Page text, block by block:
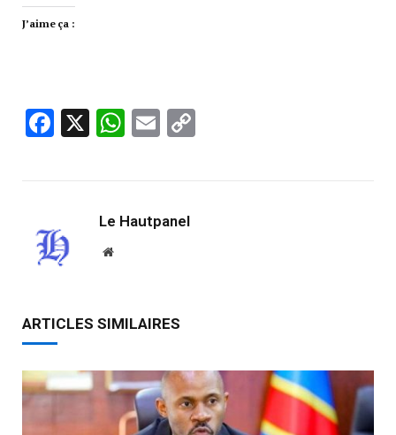
J’aime ça :
Facebook
X WhatsApp
Email
Le Hautpanel
Website
ARTICLES SIMILAIRES